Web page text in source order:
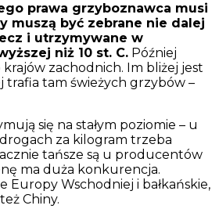
prawa grzyboznawca musi
muszą być zebrane nie dalej
i utrzymywane w
niż 10 st. C. Później
zachodnich. Im bliżej jest
trafia tam świeżych grzybów –
się na stałym poziomie – u
za kilogram trzeba
tańsze są u producentów
ma duża konkurencja.
Europy Wschodniej i bałkańskie,
Chiny.